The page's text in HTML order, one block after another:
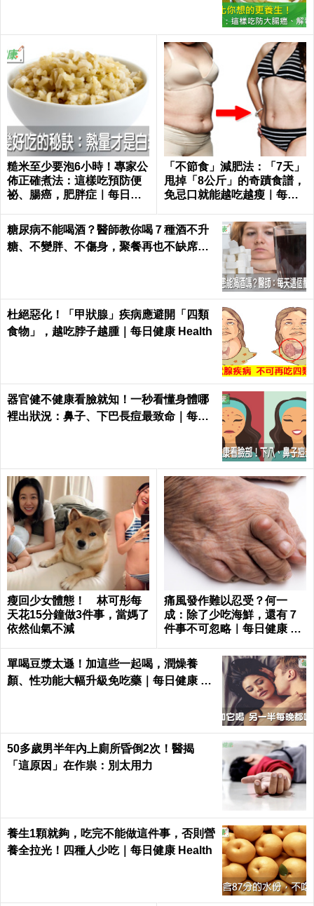
糙米至少要泡6小時！專家公
佈正確煮法：這樣吃預防便
祕、腸癌，肥胖症｜每日健
「不節食」減肥法：「7天」
甩掉「8公斤」的奇蹟食譜，
免忌口就能越吃越瘦｜每日
糖尿病不能喝酒？醫師教你喝７種酒不升
糖、不變胖、不傷身，聚餐再也不缺席｜
杜絕惡化！「甲狀腺」疾病應避開「四類
食物」，越吃脖子越腫｜每日健康 Health
器官健不健康看臉就知！一秒看懂身體哪
裡出狀況：鼻子、下巴長痘最致命｜每日
瘦回少女體態！ 林可彤每
天花15分鐘做3件事，當媽了
依然仙氣不減
痛風發作難以忍受？何一
成：除了少吃海鮮，還有７
件事不可忽略｜每日健康 He
單喝豆漿太遜！加這些一起喝，潤燥養
顏、性功能大幅升級免吃藥｜每日健康 He
50多歲男半年內上廁所昏倒2次！醫揭
「這原因」在作祟：別太用力
養生1顆就夠，吃完不能做這件事，否則營
養全拉光！四種人少吃｜每日健康 Health